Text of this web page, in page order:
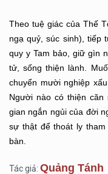
Theo tuệ giác của Thế
ngạ quỷ, súc sinh), tiếp
quy y Tam bảo, giữ gìn
tử, sống thiện lành.
chuyển mười nghiệp
Người nào có thiện
gian ngắn ngủi của đời
sự thật để thoát ly
bàn.
Tác giả: Quảng Tánh